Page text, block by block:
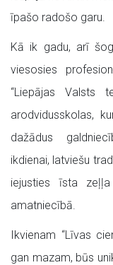
īpašo radošo garu.
Kā ik gadu, arī
viesosies
“Liepājas Valsts
arodvidusskolas,
dažādus
ikdienai, latviešu
iejusties īsta
amatniecībā.
Ikvienam “Līvas
gan mazam, būs